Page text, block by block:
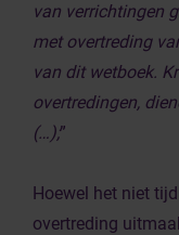
van verrichtingen
met overtreding
van dit wetboek.
overtredingen,
(…);”
Hoewel het niet
overtreding